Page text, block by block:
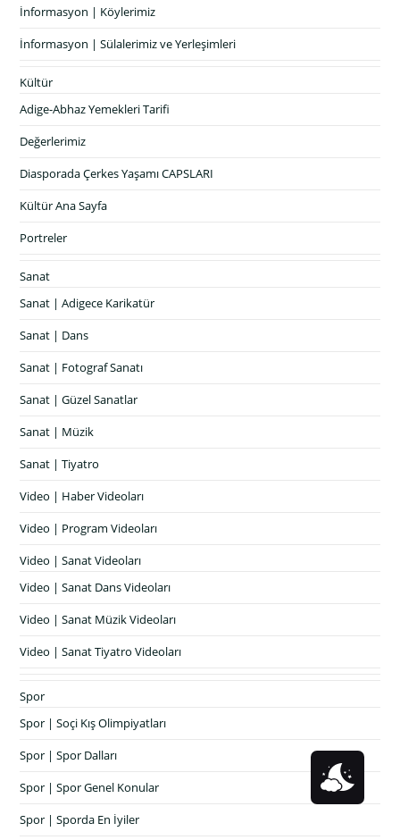
İnformasyon | Köylerimiz
İnformasyon | Sülalerimiz ve Yerleşimleri
Kültür
Adige-Abhaz Yemekleri Tarifi
Değerlerimiz
Diasporada Çerkes Yaşamı CAPSLARI
Kültür Ana Sayfa
Portreler
Sanat
Sanat | Adigece Karikatür
Sanat | Dans
Sanat | Fotograf Sanatı
Sanat | Güzel Sanatlar
Sanat | Müzik
Sanat | Tiyatro
Video | Haber Videoları
Video | Program Videoları
Video | Sanat Videoları
Video | Sanat Dans Videoları
Video | Sanat Müzik Videoları
Video | Sanat Tiyatro Videoları
Spor
Spor | Soçi Kış Olimpiyatları
Spor | Spor Dalları
Spor | Spor Genel Konular
Spor | Sporda En İyiler